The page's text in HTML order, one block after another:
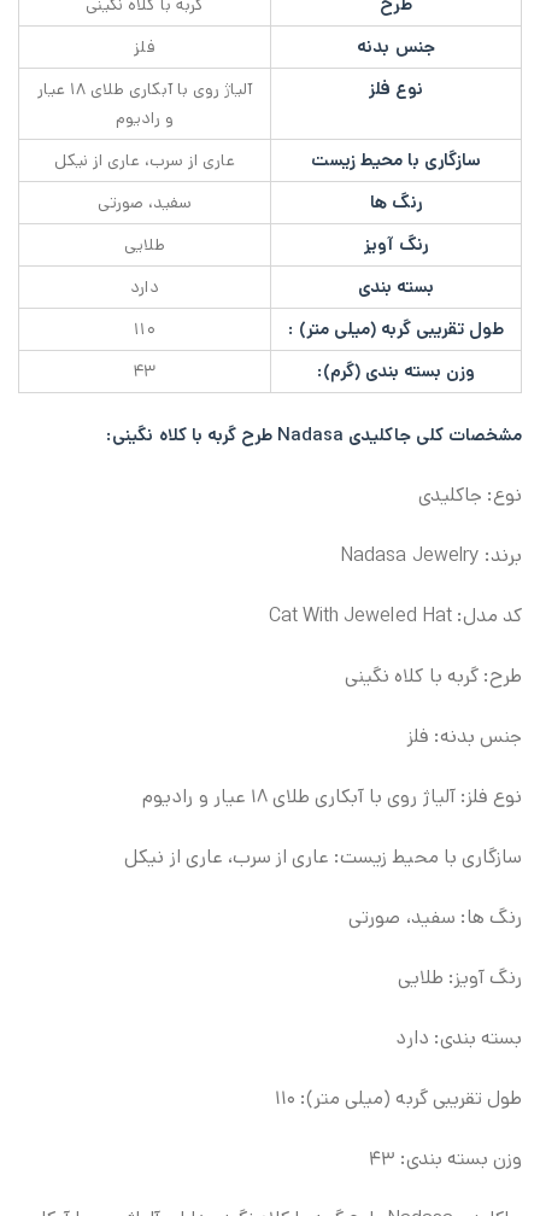
گربه با کلاه نگینی
جنس بدنه فلز
نوع فلز
آلیاژ روی با آبکاری طلای ۱۸ عیار
و رادیوم
سازگاری با محیط زیست عاری از سرب، عاری از نیکل
رنگ ها سفید، صورتی
رنگ آویز طلایی
بسته بندی دارد
طول تقریبی گربه (میلی متر) : ۱۱۰
وزن بسته بندی (گرم): ۴۳
مشخصات کلی جاکلیدی Nadasa طرح گربه با کلاه نگینی:
نوع: جاکلیدی
برند: Nadasa Jewelry
کد مدل: Cat With Jeweled Hat
طرح: گربه با کلاه نگینی
جنس بدنه: فلز
نوع فلز: آلیاژ روی با آبکاری طلای ۱۸ عیار و رادیوم
سازگاری با محیط زیست: عاری از سرب، عاری از نیکل
رنگ ها: سفید، صورتی
رنگ آویز: طلایی
بسته بندی: دارد
طول تقریبی گربه (میلی متر): ۱۱۰
وزن بسته بندی: ۴۳